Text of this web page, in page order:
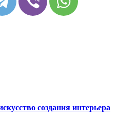
создания интерьера